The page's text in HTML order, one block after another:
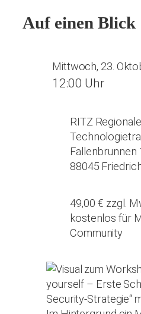
Auf einen Blick
Mittwoch, 23.
12:00 Uhr
RITZ
Fallenbrunnen
88045
49,00 € zzgl.
kostenlos für
Community